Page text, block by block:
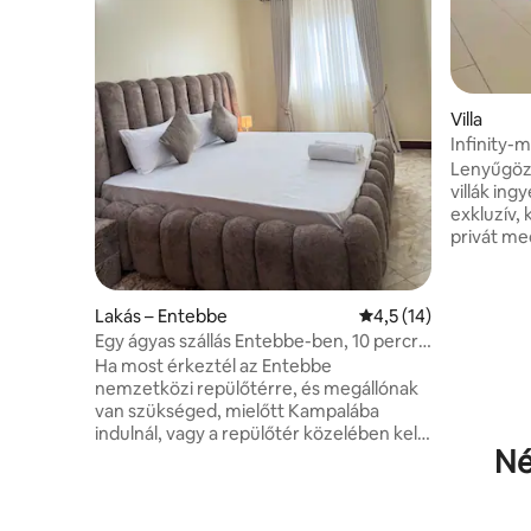
Lakás – Entebbe Átlagos értékelés: 5/
4,5 (14)
Egy ágyas szállás Entebbe-ben, 10 percre
a repülőtértől; Wi-Fi
Ha most érkeztél az Entebbe
nemzetközi repülőtérre, és megállónak
van szükséged, mielőtt Kampalába
indulnál, vagy a repülőtér közelében kell
Villa
Infinity-
villák
exkluzív,
privát
utak
utakhoz,